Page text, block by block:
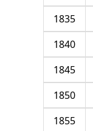
1835
1840
1845
1850
1855